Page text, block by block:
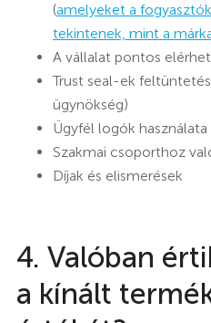
(amelyeket a
tekintenek, mint a
A vállalat pontos
Trust seal-ek
ügynökség)
Ügyfél logók
Szakmai csoporthoz
Díjak és elismerések
4. Valóban
a kínált